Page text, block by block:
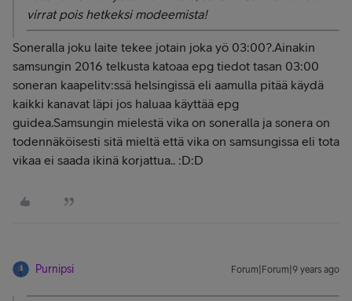
virrat pois hetkeksi modeemista!
Soneralla joku laite tekee jotain joka yö 03:00?.Ainakin
samsungin 2016 telkusta katoaa epg tiedot tasan 03:00
soneran kaapelitv:ssä helsingissä eli aamulla pitää käydä
kaikki kanavat läpi jos haluaa käyttää epg
guidea.Samsungin mielestä vika on soneralla ja sonera on
todennäköisesti sitä mieltä että vika on samsungissa eli tota
vikaa ei saada ikinä korjattua.. :D:D
Purnipsi Forum|Forum|9 years ago